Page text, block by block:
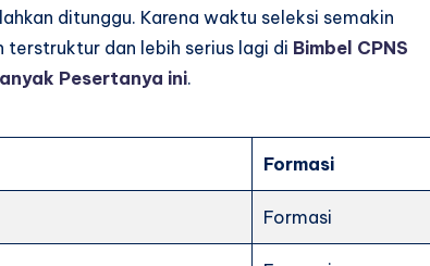
ditunggu. Karena waktu seleksi semakin
terstruktur dan lebih serius lagi di Bimbel CPNS
Pesertanya ini.
Formasi
Formasi